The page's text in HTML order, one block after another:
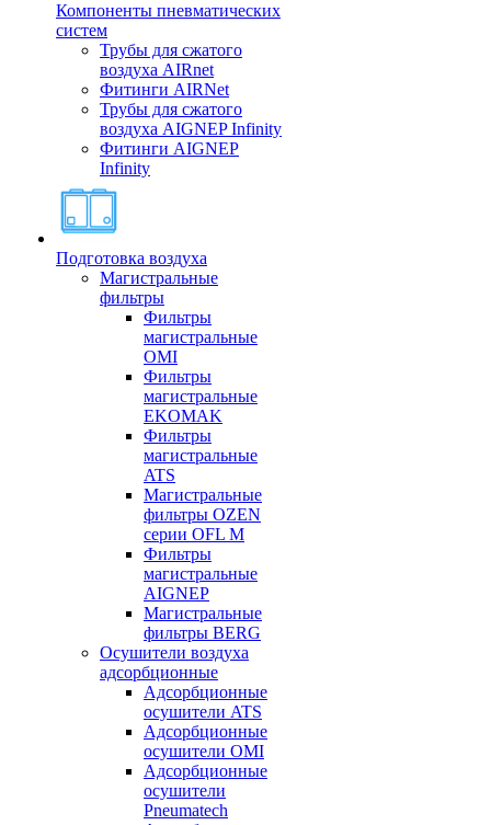
Компоненты пневматических
систем
Трубы для сжатого
воздуха AIRnet
Фитинги AIRNet
Трубы для сжатого
воздуха AIGNEP Infinity
Фитинги AIGNEP
Infinity
Подготовка воздуха
Магистральные
фильтры
Фильтры
магистральные
OMI
Фильтры
магистральные
EKOMAK
Фильтры
магистральные
ATS
Магистральные
фильтры OZEN
серии OFL M
Фильтры
магистральные
AIGNEP
Магистральные
фильтры BERG
Осушители воздуха
адсорбционные
Адсорбционные
осушители ATS
Адсорбционные
осушители OMI
Адсорбционные
осушители
Pneumatech